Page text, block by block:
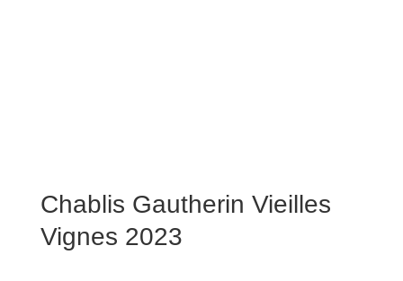
Chablis Gautherin Vieilles
Vignes 2023